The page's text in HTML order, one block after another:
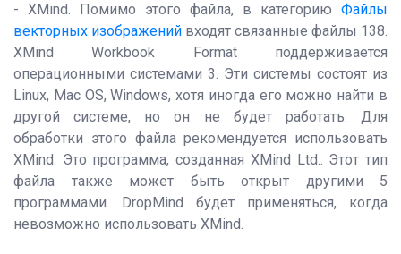
- XMind. Помимо этого файла, в категорию Файлы
векторных изображений входят связанные файлы 138.
XMind Workbook Format поддерживается
операционными системами 3. Эти системы состоят из
Linux, Mac OS, Windows, хотя иногда его можно найти в
другой системе, но он не будет работать. Для
обработки этого файла рекомендуется использовать
XMind. Это программа, созданная XMind Ltd.. Этот тип
файла также может быть открыт другими 5
программами. DropMind будет применяться, когда
невозможно использовать XMind.